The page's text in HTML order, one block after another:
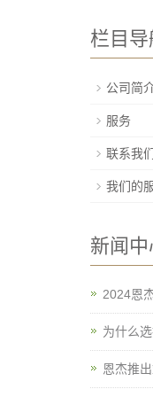
栏目导
公司简
服务
联系我们
我们的
新闻中
2024恩
为什么
恩杰推